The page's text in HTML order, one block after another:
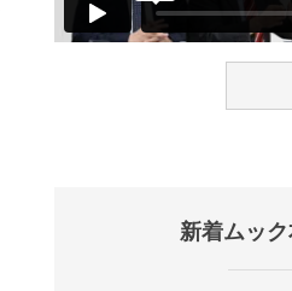
新着ムッ